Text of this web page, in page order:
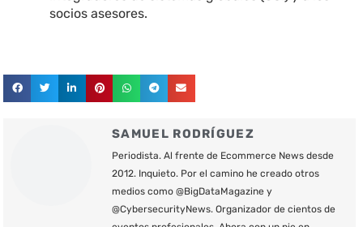
socios asesores.
SAMUEL RODRÍGUEZ
Periodista. Al frente de Ecommerce News desde
2012. Inquieto. Por el camino he creado otros
medios como @BigDataMagazine y
@CybersecurityNews. Organizador de cientos de